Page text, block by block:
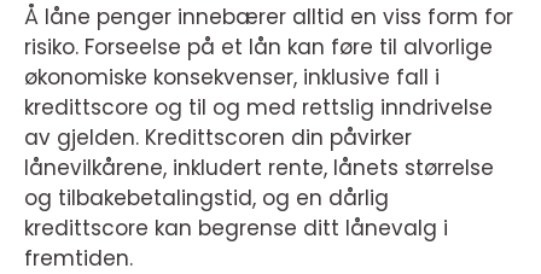
Å låne penger innebærer alltid en viss form for
risiko. Forseelse på et lån kan føre til alvorlige
økonomiske konsekvenser, inklusive fall i
kredittscore og til og med rettslig inndrivelse
av gjelden. Kredittscoren din påvirker
lånevilkårene, inkludert rente, lånets størrelse
og tilbakebetalingstid, og en dårlig
kredittscore kan begrense ditt lånevalg i
fremtiden.